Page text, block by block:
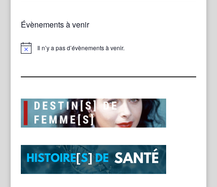
Évènements à venir
Notice Il n’y a pas d’évènements à venir.